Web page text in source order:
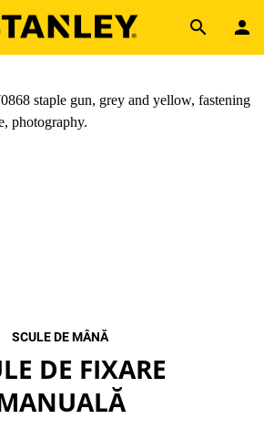
Skip to main content
SCULE DE MÂNĂ
DE FIXARE